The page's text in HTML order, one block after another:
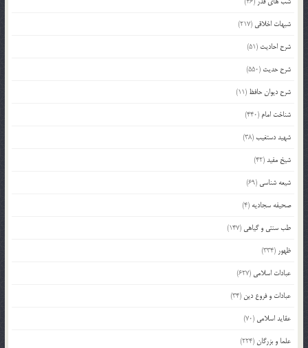
شبهات اخلاقی (217)
شرح احادیث (51)
شرح حدیث (550)
شرح دیوان حافظ (11)
شناخت امام (440)
شهید دستغیب(38)
شیخ مفید(42)
شیعه شناسی (69)
صحیفه سجادیه (4)
طب سنتی و گیاهی (147)
ظهور (334)
عبادات اسلامی (627)
عبادات و فروع دین (34)
عقاید اسلامی (70)
علما و بزرگان(224)